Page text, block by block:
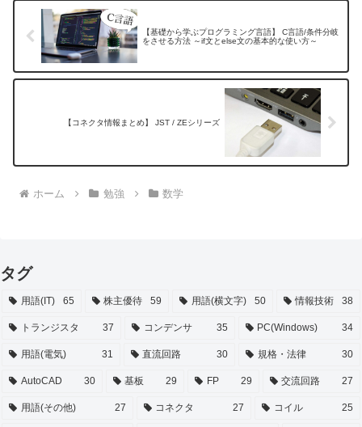
【基礎から学ぶプログラミング言語】 C言語/条件分岐
をさせる方法 ～if文とelse文の基本的な使い方～
【コネクタ情報まとめ】 JST / ZEシリーズ
ホーム 勉強 数学
タグ
用語(IT) 65 株主優待 59 用語(横文字) 50 情報技術 38
トランジスタ 37 コンデンサ 35 PC(Windows) 34
用語(電気) 31 直流回路 30 規格・法律 30
AutoCAD 30 基板 29 FP 29 交流回路 27
用語(その他) 27 コネクタ 27 コイル 25